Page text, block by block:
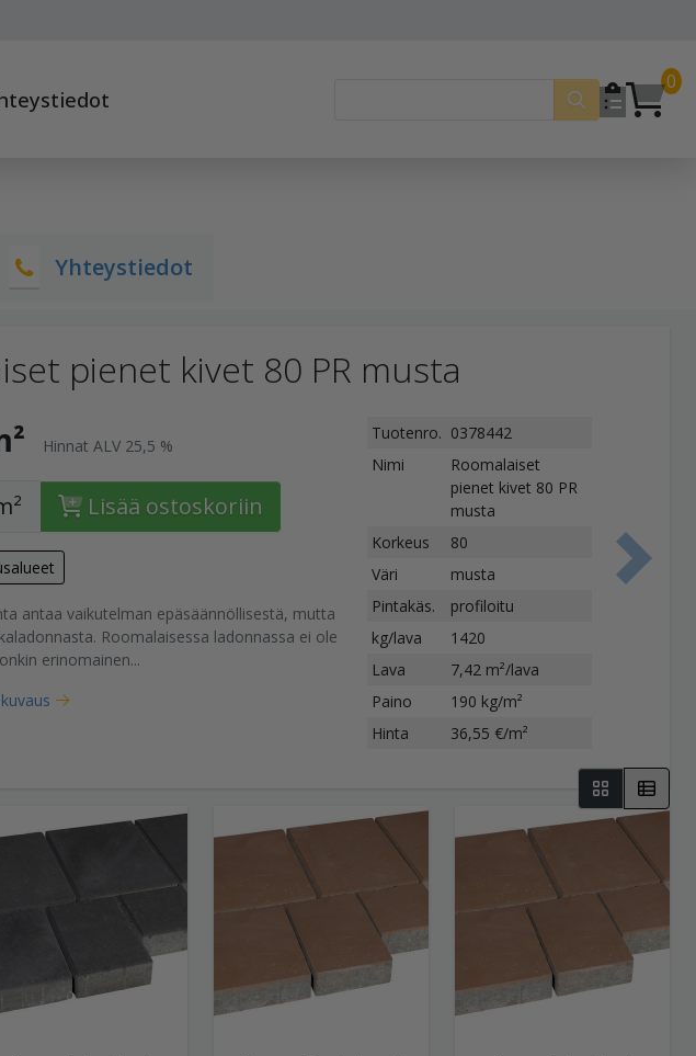
0
Yhteystiedot
pienet kivet 80 PR musta
Hinnat ALV 25,5 %
Lisää ostoskoriin
antaa vaikutelman epäsäännöllisestä, mutta
Roomalaisessa ladonnassa ei ole
erinomainen...
Tuotenro. 0378442
Nimi
Roomalaiset
pienet kivet 80 PR
musta
Korkeus
80
Väri
musta
Pintakäs.
profiloitu
kg/lava
1420
Lava
7,42 m²/lava
Paino
190 kg/m²
Hinta
36,55 €/m²